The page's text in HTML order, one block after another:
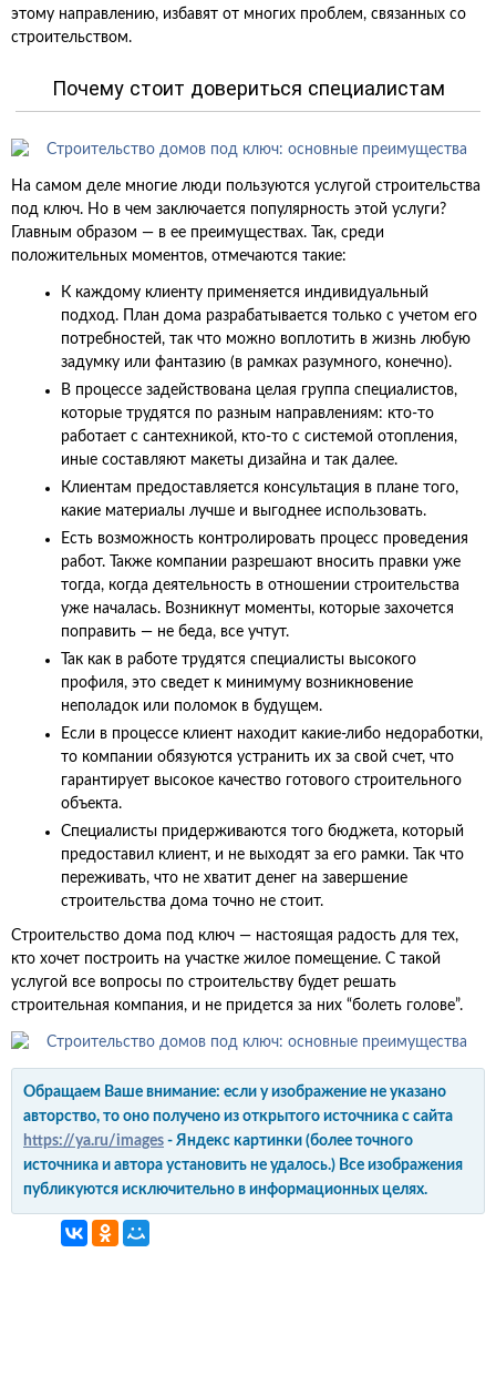
этому направлению, избавят от многих проблем, связанных со
строительством.
Почему стоит довериться специалистам
На самом деле многие люди пользуются услугой строительства
под ключ. Но в чем заключается популярность этой услуги?
Главным образом — в ее преимуществах. Так, среди
положительных моментов, отмечаются такие:
К каждому клиенту применяется индивидуальный
подход. План дома разрабатывается только с учетом его
потребностей, так что можно воплотить в жизнь любую
задумку или фантазию (в рамках разумного, конечно).
В процессе задействована целая группа специалистов,
которые трудятся по разным направлениям: кто-то
работает с сантехникой, кто-то с системой отопления,
иные составляют макеты дизайна и так далее.
Клиентам предоставляется консультация в плане того,
какие материалы лучше и выгоднее использовать.
Есть возможность контролировать процесс проведения
работ. Также компании разрешают вносить правки уже
тогда, когда деятельность в отношении строительства
уже началась. Возникнут моменты, которые захочется
поправить — не беда, все учтут.
Так как в работе трудятся специалисты высокого
профиля, это сведет к минимуму возникновение
неполадок или поломок в будущем.
Если в процессе клиент находит какие-либо недоработки,
то компании обязуются устранить их за свой счет, что
гарантирует высокое качество готового строительного
объекта.
Специалисты придерживаются того бюджета, который
предоставил клиент, и не выходят за его рамки. Так что
переживать, что не хватит денег на завершение
строительства дома точно не стоит.
Строительство дома под ключ — настоящая радость для тех,
кто хочет построить на участке жилое помещение. С такой
услугой все вопросы по строительству будет решать
строительная компания, и не придется за них “болеть голове”.
Обращаем Ваше внимание: если у изображение не указано
авторство, то оно получено из открытого источника с сайта
https://ya.ru/images - Яндекс картинки (более точного
источника и автора установить не удалось.) Все изображения
публикуются исключительно в информационных целях.